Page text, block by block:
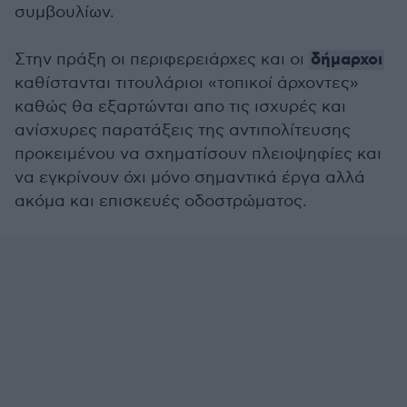
συμβουλίων.
Στην πράξη οι περιφερειάρχες και οι δήμαρχοι
καθίστανται τιτουλάριοι «τοπικοί άρχοντες»
καθώς θα εξαρτώνται απο τις ισχυρές και
ανίσχυρες παρατάξεις της αντιπολίτευσης
προκειμένου να σχηματίσουν πλειοψηφίες και
να εγκρίνουν όχι μόνο σημαντικά έργα αλλά
ακόμα και επισκευές οδοστρώματος.